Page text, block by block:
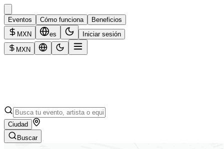
Eventos Cómo funciona
Beneficios
MXN
es Iniciar sesión
MXN
Ciudad
Buscar